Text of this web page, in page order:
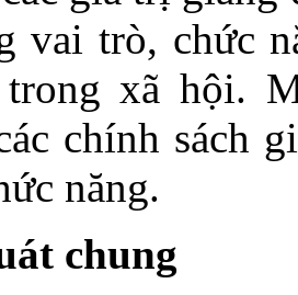
vai trò, chức
xã hội.
chính sách
năng.
chung